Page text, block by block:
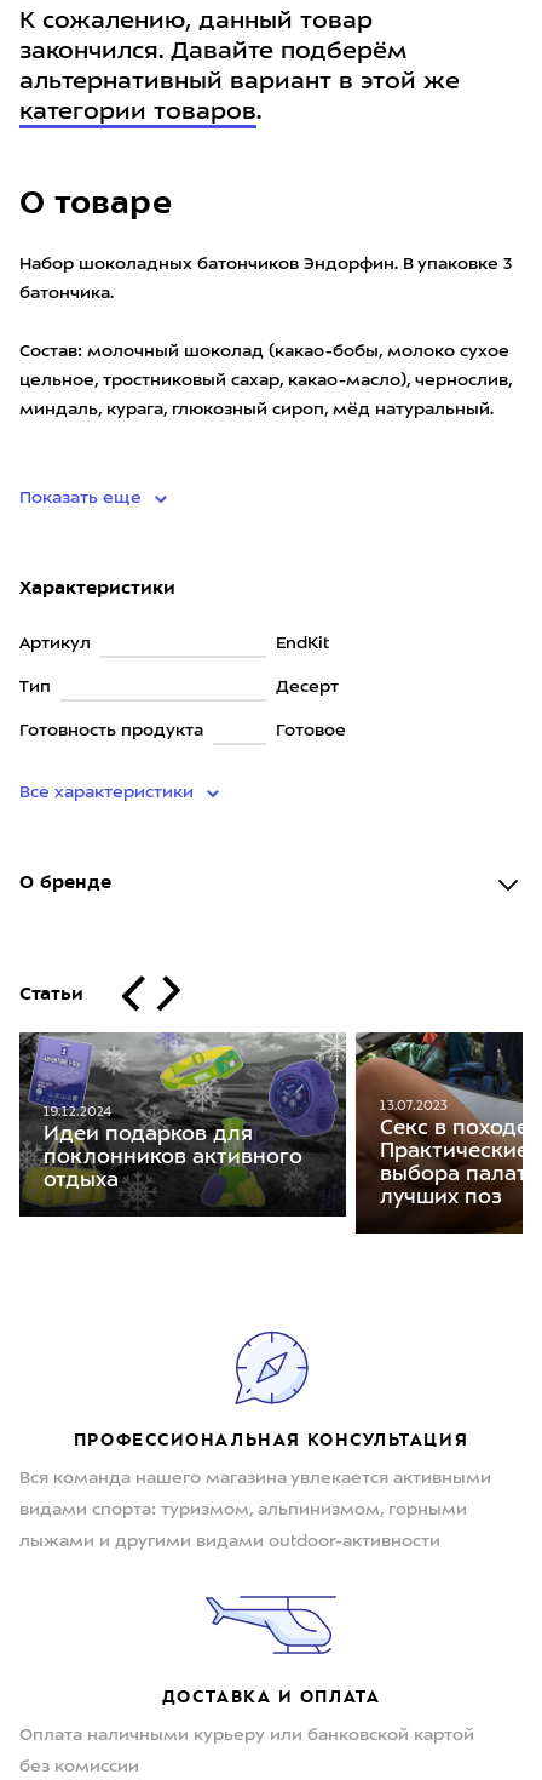
О товаре
Набор шоколадных батончиков Эндорфин. В упаковке 3
батончика.
Состав: молочный шоколад (какао-бобы, молоко сухое
цельное, тростниковый сахар, какао-масло), чернослив,
миндаль, курага, глюкозный сироп, мёд натуральный.
Показать еще
Характеристики
Артикул EndKit
Тип Десерт
Готовность продукта Готовое
Все характеристики
О бренде
Статьи
19.12.2024
Идеи подарков для
поклонников активного
отдыха
13.07.2023
Секс в походе.
Практические
выбора
лучших поз
К сожалению, данный товар
закончился. Давайте подберём
альтернативный вариант в этой же
категории товаров.
ПРОФЕССИОНАЛЬНАЯ КОНСУЛЬТАЦИЯ
Вся команда нашего магазина увлекается активными
видами спорта: туризмом, альпинизмом, горными
лыжами и другими видами outdoor-активности
ДОСТАВКА И ОПЛАТА
Оплата наличными курьеру или банковской картой
без комиссии